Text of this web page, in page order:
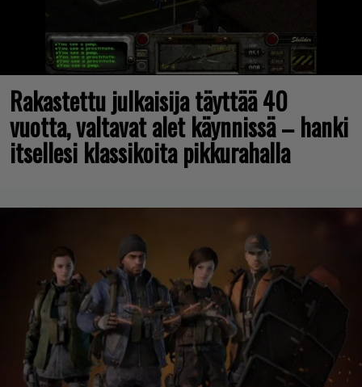
Rakastettu julkaisija täyttää 40
vuotta, valtavat alet käynnissä – hanki
itsellesi klassikoita pikkurahalla